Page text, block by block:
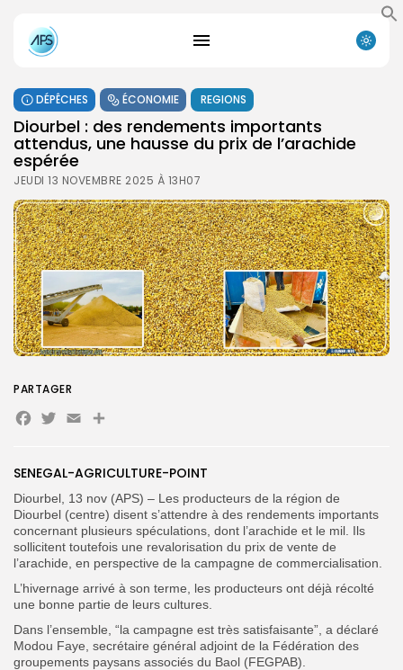
for:
Search
Button
FR
DÉPÊCHES ÉCONOMIE REGIONS
Diourbel : des rendements importants
attendus, une hausse du prix de l’arachide
espérée
JEUDI 13 NOVEMBRE 2025 À 13H07
SENEGAL-AGRICULTURE-POINT
Diourbel, 13 nov (APS) – Les producteurs de la région de
Diourbel (centre) disent s’attendre à des rendements importants
concernant plusieurs spéculations, dont l’arachide et le mil. Ils
sollicitent toutefois une revalorisation du prix de vente de
l’arachide, en perspective de la campagne de commercialisation.
L’hivernage arrivé à son terme, les producteurs ont déjà récolté
une bonne partie de leurs cultures.
Dans l’ensemble, “la campagne est très satisfaisante”, a déclaré
Modou Faye, secrétaire général adjoint de la Fédération des
groupements paysans associés du Baol (FEGPAB).
PARTAGER
Facebook
Twitter
EmailPartager